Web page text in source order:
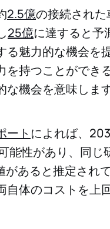
2.5億の接続され
25億に達すると予
る魅力的な機会を
を持つことがで
機会を意味します
ート によれば、
能性があり、同
あると推定され
自体のコストを上